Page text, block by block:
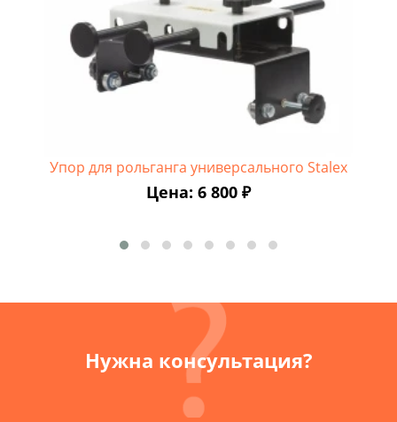
Упор для рольганга универсального Stalex
Цена: 6 800 ₽
Нужна консультация?